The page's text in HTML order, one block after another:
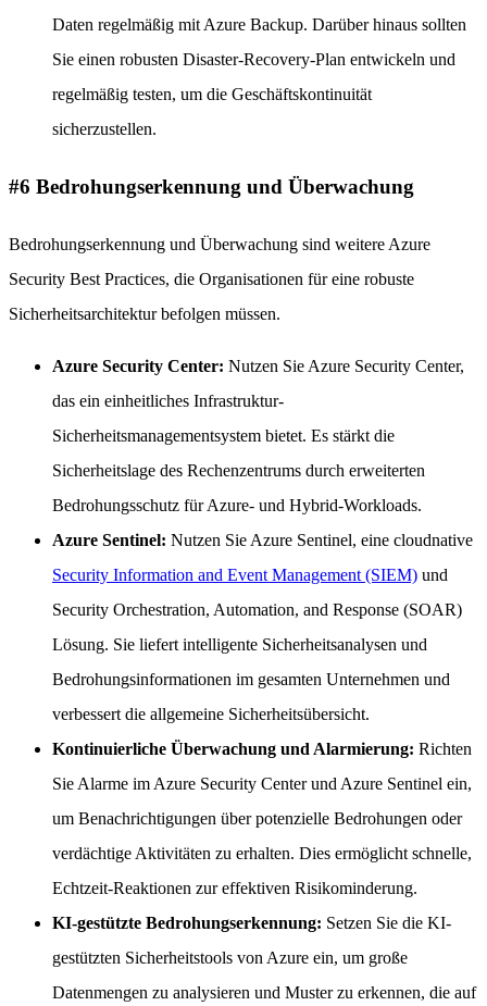
Daten regelmäßig mit Azure Backup. Darüber hinaus sollten
Sie einen robusten Disaster-Recovery-Plan entwickeln und
regelmäßig testen, um die Geschäftskontinuität
sicherzustellen.
#6 Bedrohungserkennung und Überwachung
Bedrohungserkennung und Überwachung sind weitere Azure
Security Best Practices, die Organisationen für eine robuste
Sicherheitsarchitektur befolgen müssen.
Azure Security Center: Nutzen Sie Azure Security Center,
das ein einheitliches Infrastruktur-
Sicherheitsmanagementsystem bietet. Es stärkt die
Sicherheitslage des Rechenzentrums durch erweiterten
Bedrohungsschutz für Azure- und Hybrid-Workloads.
Azure Sentinel: Nutzen Sie Azure Sentinel, eine cloudnative
Security Information and Event Management (SIEM) und
Security Orchestration, Automation, and Response (SOAR)
Lösung. Sie liefert intelligente Sicherheitsanalysen und
Bedrohungsinformationen im gesamten Unternehmen und
verbessert die allgemeine Sicherheitsübersicht.
Kontinuierliche Überwachung und Alarmierung: Richten
Sie Alarme im Azure Security Center und Azure Sentinel ein,
um Benachrichtigungen über potenzielle Bedrohungen oder
verdächtige Aktivitäten zu erhalten. Dies ermöglicht schnelle,
Echtzeit-Reaktionen zur effektiven Risikominderung.
KI-gestützte Bedrohungserkennung: Setzen Sie die KI-
gestützten Sicherheitstools von Azure ein, um große
Datenmengen zu analysieren und Muster zu erkennen, die auf